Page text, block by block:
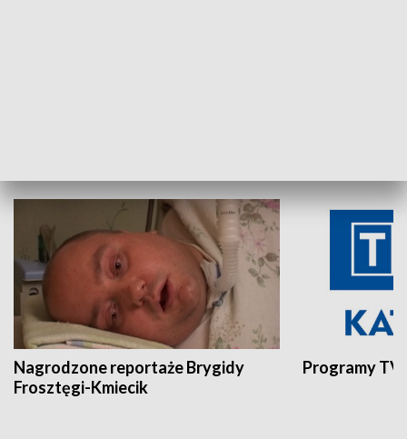
Nagrodzone reportaże Brygidy
Frosztęgi-Kmiecik
Programy